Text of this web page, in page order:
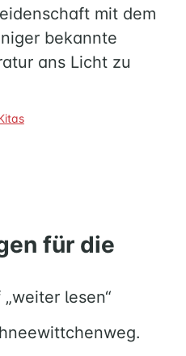
mit dem
bekannte
ans Licht zu
für die
lesen“